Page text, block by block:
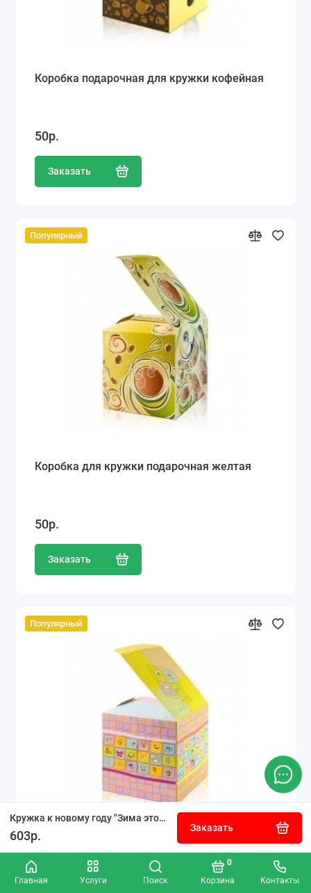
Главная Услуги Поиск Корзина
0
Контакты
Кружка к новому году "Зима это мандарины"
603р.
Заказать
Коробка подарочная для кружки кофейная
50р.
Заказать
Популярный
Коробка для кружки подарочная желтая
50р.
Заказать
Популярный
Коробка для кружки подарочная розовая